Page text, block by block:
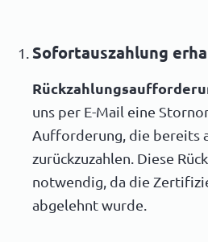
Sofortauszahlung
uns per E-Mail eine
Aufforderung, die bereits
zurückzuzahlen. Diese
notwendig, da die
abgelehnt wurde.